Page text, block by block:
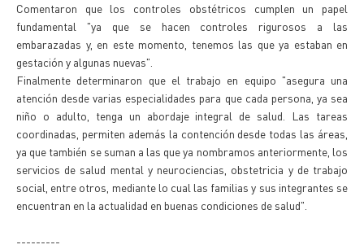
Comentaron que los controles obstétricos cumplen un papel
fundamental "ya que se hacen controles rigurosos a las
embarazadas y, en este momento, tenemos las que ya estaban en
gestación y algunas nuevas".
Finalmente determinaron que el trabajo en equipo "asegura una
atención desde varias especialidades para que cada persona, ya sea
niño o adulto, tenga un abordaje integral de salud. Las tareas
coordinadas, permiten además la contención desde todas las áreas,
ya que también se suman a las que ya nombramos anteriormente, los
servicios de salud mental y neurociencias, obstetricia y de trabajo
social, entre otros, mediante lo cual las familias y sus integrantes se
encuentran en la actualidad en buenas condiciones de salud".
---------